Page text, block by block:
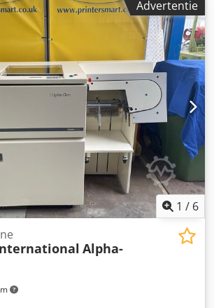
ca. 60 mm, maximale
maximale cyclustijd: 1200 cycli/uur.
aangedreven door perslucht; het
open inktbakken. Bezichtiging is
Dsdpfx Ajzk Nb Nefwjck
Advertentie
1 / 6
Alpha-